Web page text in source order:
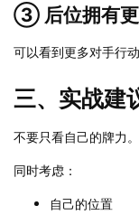
③ 后位拥有
可以看到更多对手行动
三、实战建
不要只看自己的牌力。
同时考虑：
自己的位置